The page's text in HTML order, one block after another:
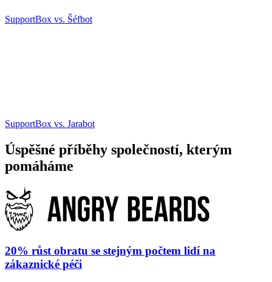
SupportBox vs. Šéfbot
SupportBox vs. Jarabot
Úspěšné příběhy společností, kterým
pomáháme
20% růst obratu se stejným počtem lidí na
zákaznické péči